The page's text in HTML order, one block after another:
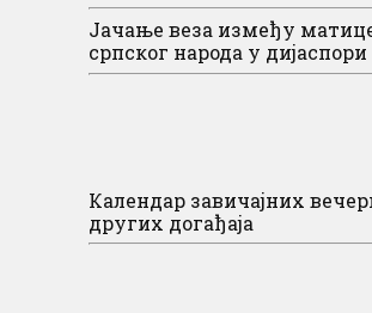
Јачање веза између
српског народа у дијаспори
Календар завичајних
других догађаја